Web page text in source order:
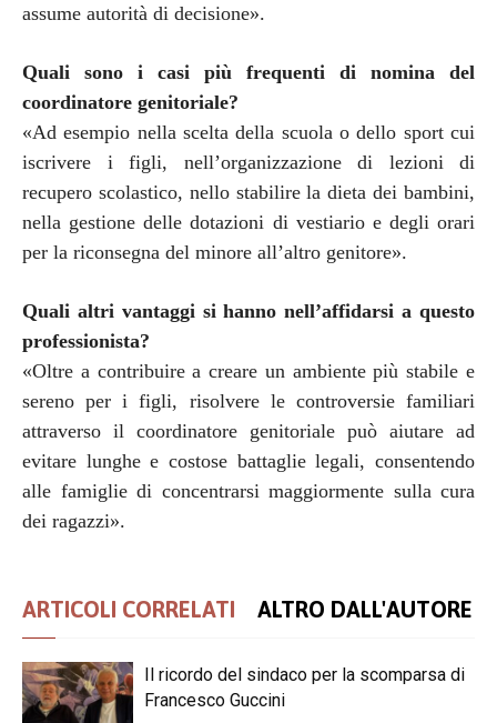
assume autorità di decisione».
Quali sono i casi più frequenti di nomina del
coordinatore genitoriale?
«Ad esempio nella scelta della scuola o dello sport cui
iscrivere i figli, nell’organizzazione di lezioni di
recupero scolastico, nello stabilire la dieta dei bambini,
nella gestione delle dotazioni di vestiario e degli orari
per la riconsegna del minore all’altro genitore».
Quali altri vantaggi si hanno nell’affidarsi a questo
professionista?
«Oltre a contribuire a creare un ambiente più stabile e
sereno per i figli, risolvere le controversie familiari
attraverso il coordinatore genitoriale può aiutare ad
evitare lunghe e costose battaglie legali, consentendo
alle famiglie di concentrarsi maggiormente sulla cura
dei ragazzi».
ARTICOLI CORRELATI ALTRO DALL'AUTORE
Il ricordo del sindaco per la scomparsa di
Francesco Guccini